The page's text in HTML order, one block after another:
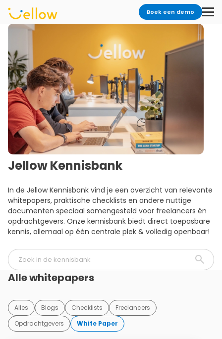
Boek een demo
Jellow Kennisbank
In de Jellow Kennisbank vind je een overzicht van relevante
whitepapers, praktische checklists en andere nuttige
documenten speciaal samengesteld voor freelancers én
opdrachtgevers. Onze kennisbank biedt direct toepasbare
kennis, allemaal op één centrale plek & volledig openbaar!
Alle whitepapers
Alles Blogs Checklists
Freelancers
Opdrachtgevers
White Paper